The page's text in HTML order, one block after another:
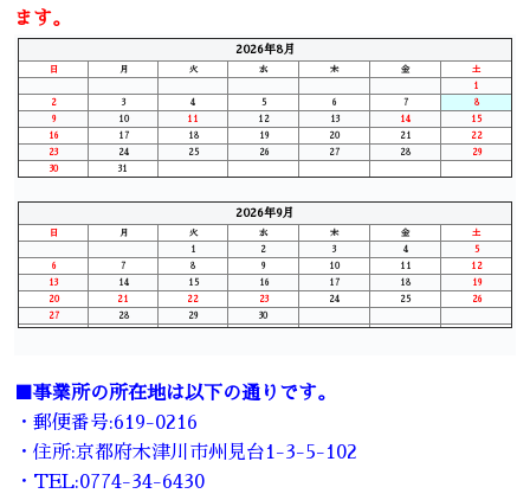
ます。
2026年8月
日 月 火 水 木 金
土
1
2
3 4 5 6 7
8
9
10 11 12 13 14
15
16
17 18 19 20 21
22
23
24 25 26 27 28
29
30
31
2026年9月
日 月 火 水 木 金
土
1
2 3 4
5
6
7 8 9 10 11
12
13
14 15 16 17 18
19
20
21 22 23 24 25
26
27
28 29 30
■事業所の所在地は以下の通りです。
・郵便番号:619-0216
・住所:京都府木津川市州見台1-3-5-102
・TEL:0774-34-6430